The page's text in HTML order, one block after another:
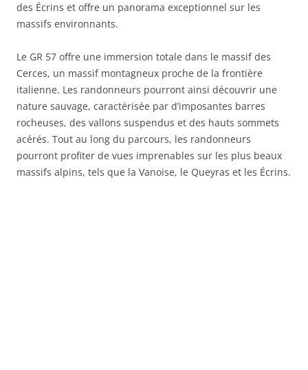
des Écrins et offre un panorama exceptionnel sur les
massifs environnants.
Le GR 57 offre une immersion totale dans le massif des
Cerces, un massif montagneux proche de la frontière
italienne. Les randonneurs pourront ainsi découvrir une
nature sauvage, caractérisée par d’imposantes barres
rocheuses, des vallons suspendus et des hauts sommets
acérés. Tout au long du parcours, les randonneurs
pourront profiter de vues imprenables sur les plus beaux
massifs alpins, tels que la Vanoise, le Queyras et les Écrins.